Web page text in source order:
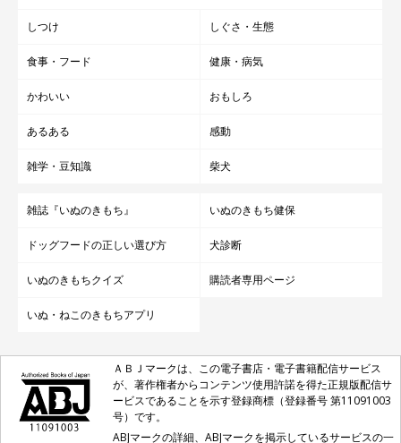
しつけ しぐさ・生態
食事・フード 健康・病気
かわいい おもしろ
あるある 感動
雑学・豆知識 柴犬
雑誌『いぬのきもち』 いぬのきもち健保
ドッグフードの正しい選び方 犬診断
いぬのきもちクイズ 購読者専用ページ
いぬ・ねこのきもちアプリ
ＡＢＪマークは、この電子書店・電子書籍配信サービス
が、著作権者からコンテンツ使用許諾を得た正規版配信サ
ービスであることを示す登録商標（登録番号 第11091003
号）です。
ABJマークの詳細、ABJマークを掲示しているサービスの一